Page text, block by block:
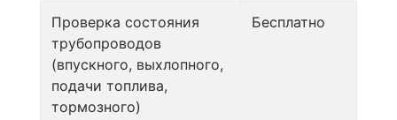
Проверка состояния
трубопроводов
(впускного, выхлопного,
подачи топлива,
тормозного)
Бесплатно